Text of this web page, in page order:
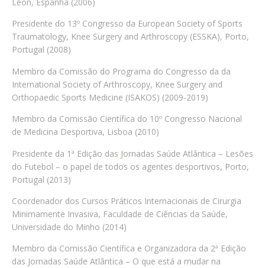
Presidente do 13º Congresso da European Society of Sports
Traumatology, Knee Surgery and Arthroscopy (ESSKA), Porto,
Portugal (2008)
Membro da Comissão do Programa do Congresso da da
International Society of Arthroscopy, Knee Surgery and
Orthopaedic Sports Medicine (ISAKOS) (2009-2019)
Membro da Comissão Científica do 10º Congresso Nacional
de Medicina Desportiva, Lisboa (2010)
Presidente da 1ª Edição das Jornadas Saúde Atlântica – Lesões
do Futebol – o papel de todos os agentes desportivos, Porto,
Portugal (2013)
Coordenador dos Cursos Práticos Internacionais de Cirurgia
Minimamente Invasiva, Faculdade de Ciências da Saúde,
Universidade do Minho (2014)
Membro da Comissão Científica e Organizadora da 2ª Edição
das Jornadas Saúde Atlântica – O que está a mudar na